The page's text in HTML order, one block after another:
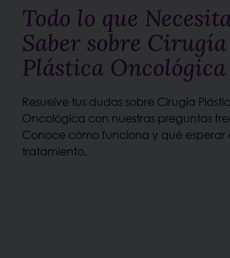
Todo lo que
Saber sobre Cirugía
Plástica Oncológica
Resuelve tus dudas sobre Cirugía
Oncológica con nuestras preguntas
Conoce cómo funciona y qué esperar
tratamiento.